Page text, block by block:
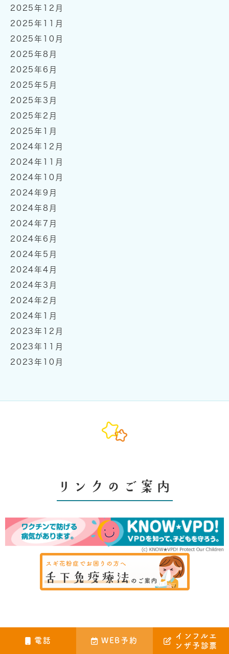
電話 WEB予約
インフルエ
ンザ予診票
2025年12月
2025年11月
2025年10月
2025年8月
2025年6月
2025年5月
2025年3月
2025年2月
2025年1月
2024年12月
2024年11月
2024年10月
2024年9月
2024年8月
2024年7月
2024年6月
2024年5月
2024年4月
2024年3月
2024年2月
2024年1月
2023年12月
2023年11月
2023年10月
リンクのご案内